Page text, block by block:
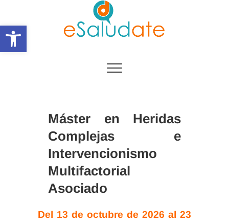
Abrir barra de herramientas
contenido
Máster en Heridas
Complejas e
Intervencionismo
Multifactorial
Asociado
Del 13 de octubre de 2026 al 23